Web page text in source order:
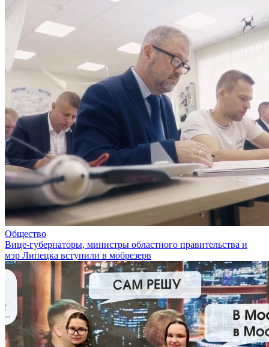
Общество
Вице-губернаторы, министры областного правительства и
мэр Липецка вступили в мобрезерв